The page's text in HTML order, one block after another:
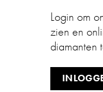
Login om
zien en
diamanten